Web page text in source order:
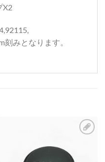
X2
刻みとなります。